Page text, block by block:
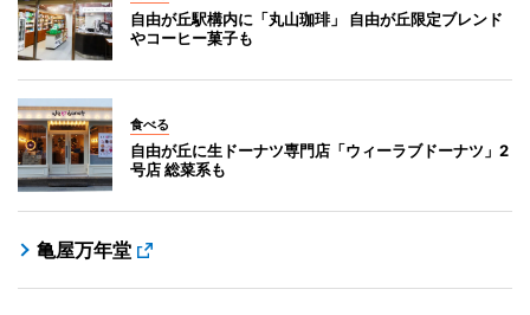
自由が丘駅構内に「丸山珈琲」 自由が丘限定ブレンド
やコーヒー菓子も
食べる
自由が丘に生ドーナツ専門店「ウィーラブドーナツ」2
号店 総菜系も
亀屋万年堂